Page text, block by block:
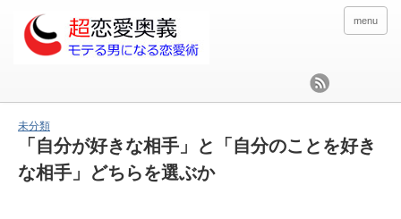
menu
未分類
「自分が好きな相手」と「自分のことを好き
な相手」どちらを選ぶか